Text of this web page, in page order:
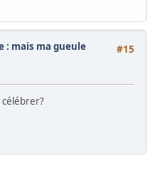
#15
: mais ma gueule
célébrer?